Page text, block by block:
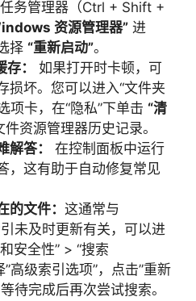
务管理器（Ctrl + Shift +
资源管理器” 进
择 “重新启动”。
：
如果打开时卡顿，可
损坏。您可以进入“文件夹
项卡，在“隐私”下单击 “清
资源管理器历史记录。
解答：
在控制面板中运行
，这有助于自动修复常见
的文件： 这通常与
未及时更新有关，可以进
安全性” > “搜索
高级索引选项”，点击”重新
待完成后再次尝试搜索。